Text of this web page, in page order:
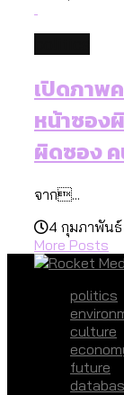
เปิดภาพ
หน้าซอง
ผิดซอง ค
จาก...
4 กุมภาพัน
More Posts
politics
culture
future